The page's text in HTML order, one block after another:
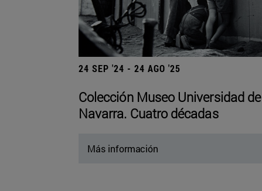
24 SEP '24 - 24 AGO '25
Colección Museo Universidad de
Navarra. Cuatro décadas
Más información